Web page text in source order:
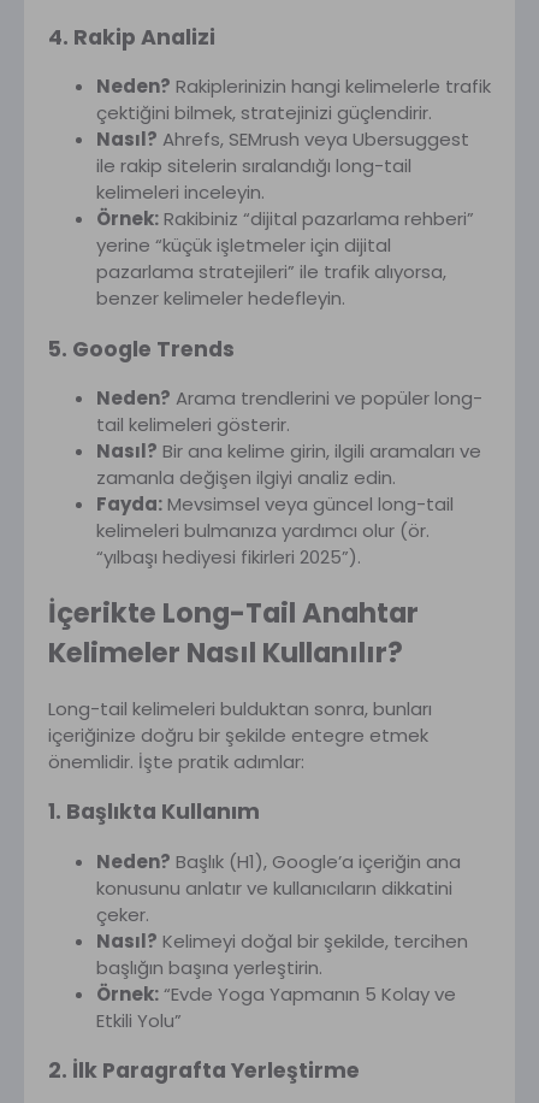
4. Rakip Analizi
Neden? Rakiplerinizin hangi kelimelerle trafik
çektiğini bilmek, stratejinizi güçlendirir.
Nasıl? Ahrefs, SEMrush veya Ubersuggest
ile rakip sitelerin sıralandığı long-tail
kelimeleri inceleyin.
Örnek: Rakibiniz “dijital pazarlama rehberi”
yerine “küçük işletmeler için dijital
pazarlama stratejileri” ile trafik alıyorsa,
benzer kelimeler hedefleyin.
5. Google Trends
Neden? Arama trendlerini ve popüler long-
tail kelimeleri gösterir.
Nasıl? Bir ana kelime girin, ilgili aramaları ve
zamanla değişen ilgiyi analiz edin.
Fayda: Mevsimsel veya güncel long-tail
kelimeleri bulmanıza yardımcı olur (ör.
“yılbaşı hediyesi fikirleri 2025”).
İçerikte Long-Tail Anahtar
Kelimeler Nasıl Kullanılır?
Long-tail kelimeleri bulduktan sonra, bunları
içeriğinize doğru bir şekilde entegre etmek
önemlidir. İşte pratik adımlar:
1. Başlıkta Kullanım
Neden? Başlık (H1), Google’a içeriğin ana
konusunu anlatır ve kullanıcıların dikkatini
çeker.
Nasıl? Kelimeyi doğal bir şekilde, tercihen
başlığın başına yerleştirin.
Örnek:“Evde Yoga Yapmanın 5 Kolay ve
Etkili Yolu”
2. İlk Paragrafta Yerleştirme